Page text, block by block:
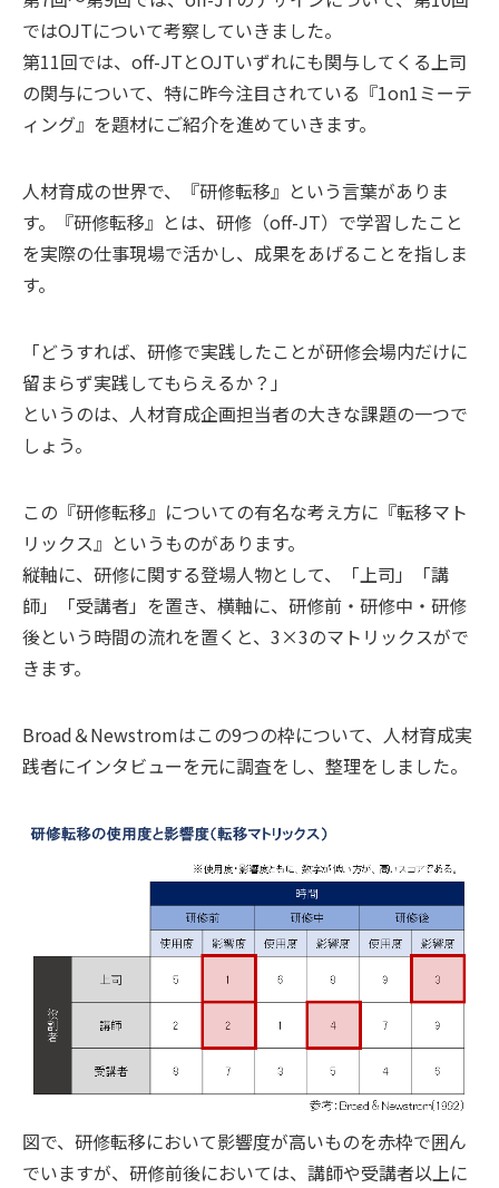
ではOJTについて考察していきました。
第11回では、off-JTとOJTいずれにも関与してくる上司
の関与について、特に昨今注目されている『1on1ミーテ
ィング』を題材にご紹介を進めていきます。
人材育成の世界で、『研修転移』という言葉がありま
す。『研修転移』とは、研修（off-JT）で学習したこと
を実際の仕事現場で活かし、成果をあげることを指しま
す。
「どうすれば、研修で実践したことが研修会場内だけに
留まらず実践してもらえるか？」
というのは、人材育成企画担当者の大きな課題の一つで
しょう。
この『研修転移』についての有名な考え方に『転移マト
リックス』というものがあります。
縦軸に、研修に関する登場人物として、「上司」「講
師」「受講者」を置き、横軸に、研修前・研修中・研修
後という時間の流れを置くと、3×3のマトリックスがで
きます。
Broad＆Newstromはこの9つの枠について、人材育成実
践者にインタビューを元に調査をし、整理をしました。
図で、研修転移において影響度が高いものを赤枠で囲ん
でいますが、研修前後においては、講師や受講者以上に